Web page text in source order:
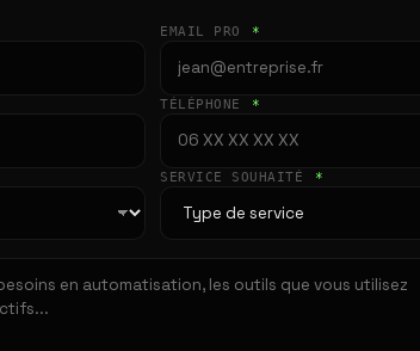
EMAIL PRO *
TÉLÉPHONE *
SERVICE SOUHAITÉ *